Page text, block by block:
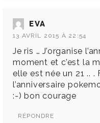
EVA
13 AVRIL 2015 À 22:54
Je ris … J’organise
moment et c’est la
elle est née un 21 .. .
l’anniversaire
:-) bon courage
RÉPONDRE